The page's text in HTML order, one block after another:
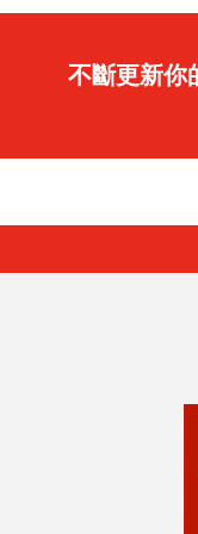
不斷更新